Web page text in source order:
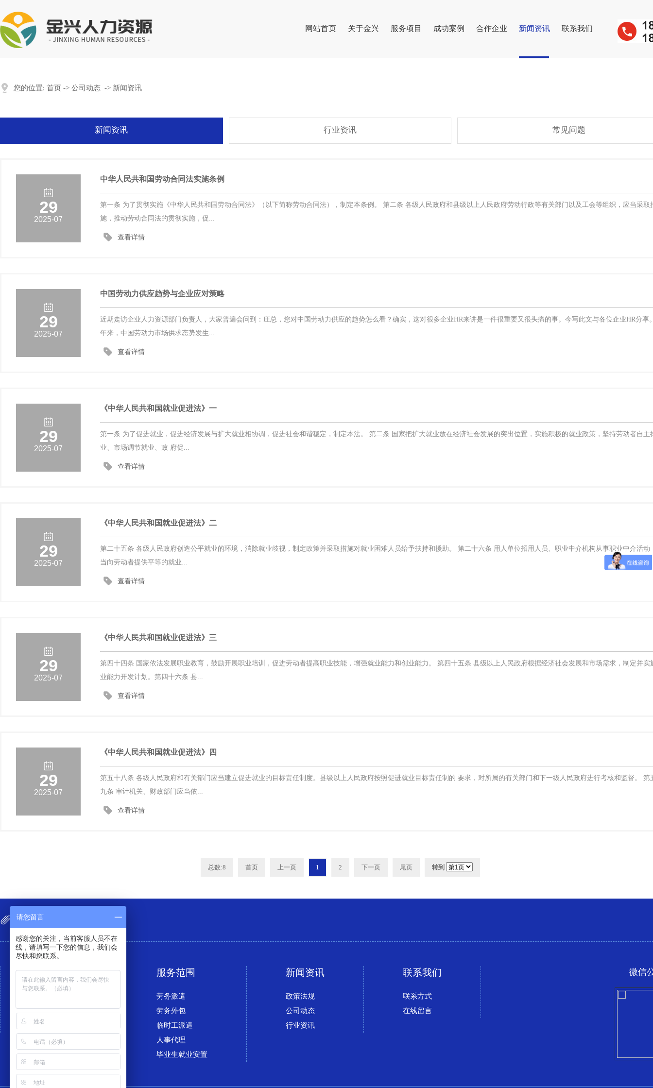
网站首页 关于金兴 服务项目 成功案例 合作企业 新闻资讯 联系我们
您的位置: 首页 -> 公司动态 -> 新闻资讯
新闻资讯 行业资讯 常见问题
29
2025-07
中华人民共和国劳动合同法实施条例
第一条 为了贯彻实施《中华人民共和国劳动合同法》（以下简称劳动合同法），制定本条例。 第二条 各级人民政府和县级以上人民政府劳动行政等有关部门以及工会等组织，应当采取
施，推动劳动合同法的贯彻实施，促...
查看详情
29
2025-07
中国劳动力供应趋势与企业应对策略
近期走访企业人力资源部门负责人，大家普遍会问到：庄总，您对中国劳动力供应的趋势怎么看？确实，这对很多企业HR来讲是一件很重要又很头痛的事。今写此文与各位企业HR分享
年来，中国劳动力市场供求态势发生...
查看详情
29
2025-07
《中华人民共和国就业促进法》一
第一条 为了促进就业，促进经济发展与扩大就业相协调，促进社会和谐稳定，制定本法。 第二条 国家把扩大就业放在经济社会发展的突出位置，实施积极的就业政策，坚持劳动者自主
业、市场调节就业、政 府促...
查看详情
29
2025-07
《中华人民共和国就业促进法》二
第二十五条 各级人民政府创造公平就业的环境，消除就业歧视，制定政策并采取措施对就业困难人员给予扶持和援助。 第二十六条 用人单位招用人员、职业中介机构从事职业中介活动
当向劳动者提供平等的就业...
查看详情
29
2025-07
《中华人民共和国就业促进法》三
第四十四条 国家依法发展职业教育，鼓励开展职业培训，促进劳动者提高职业技能，增强就业能力和创业能力。 第四十五条 县级以上人民政府根据经济社会发展和市场需求，制定并实
业能力开发计划。第四十六条 县...
查看详情
29
2025-07
《中华人民共和国就业促进法》四
第五十八条 各级人民政府和有关部门应当建立促进就业的目标责任制度。县级以上人民政府按照促进就业目标责任制的 要求，对所属的有关部门和下一级人民政府进行考核和监督。 第
九条 审计机关、财政部门应当依...
查看详情
总数:8 首页 上一页 1 2 下一页 尾页 转到
友情链接
关于金兴
成功案例
合作企业
服务范围
劳务派遣
劳务外包
临时工派遣
人事代理
毕业生就业安置
新闻资讯
政策法规
公司动态
行业资讯
联系我们
联系方式
在线留言
微信
请您留言
感谢您的关注，当前客服人员不在
线，请填写一下您的信息，我们会
尽快和您联系。